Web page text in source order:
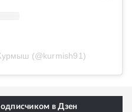
(@kurmish91)
в Дзен